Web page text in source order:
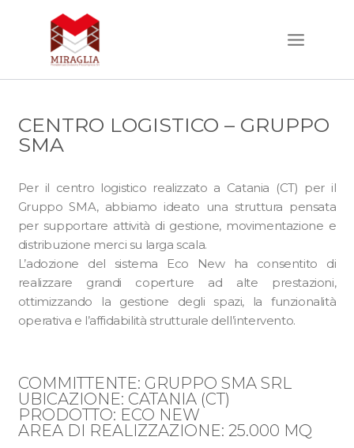
contenuto
CENTRO LOGISTICO – GRUPPO
SMA
Per il centro logistico realizzato a Catania (CT) per il
Gruppo SMA, abbiamo ideato una struttura pensata
per supportare attività di gestione, movimentazione e
distribuzione merci su larga scala.
L’adozione del sistema Eco New ha consentito di
realizzare grandi coperture ad alte prestazioni,
ottimizzando la gestione degli spazi, la funzionalità
operativa e l’affidabilità strutturale dell’intervento.
COMMITTENTE: GRUPPO SMA SRL
UBICAZIONE: CATANIA (CT)
PRODOTTO: ECO NEW
AREA DI REALIZZAZIONE: 25.000 MQ